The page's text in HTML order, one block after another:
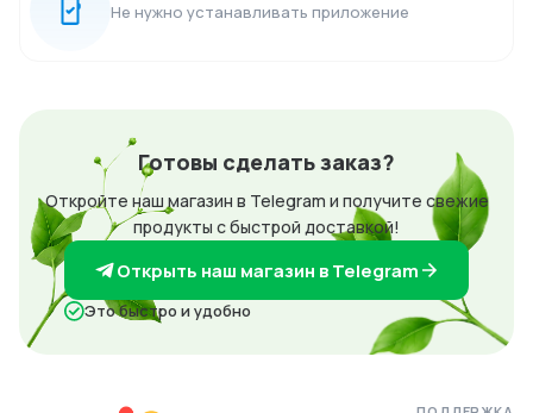
Не нужно устанавливать приложение
Готовы сделать заказ?
Откройте наш магазин в Telegram и получите свежие
продукты с быстрой доставкой!
Открыть наш магазин в Telegram
Это быстро и удобно